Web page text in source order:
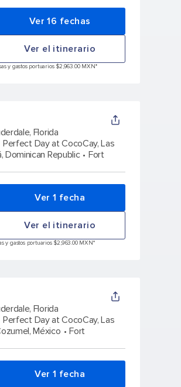
Ver 16 fechas
Ver el itinerario
y gastos portuarios $2,963.00 MXN*
Florida
Perfect Day at CocoCay, Las
Dominican Republic
Fort
Ver 1 fecha
Ver el itinerario
y gastos portuarios $2,963.00 MXN*
Florida
Perfect Day at CocoCay, Las
México
Fort
Ver 1 fecha